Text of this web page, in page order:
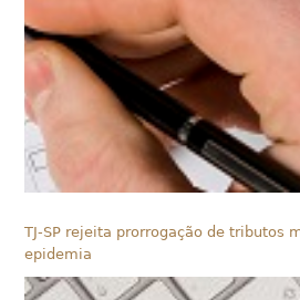
TJ-SP rejeita prorrogação de tributos
epidemia